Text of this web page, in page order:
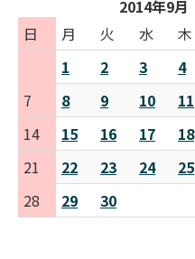
2014年9月
日
月 火 水 木
1
2 3 4
7
8 9 10 11
14
15 16 17 18
21
22 23 24 25
28
29 30